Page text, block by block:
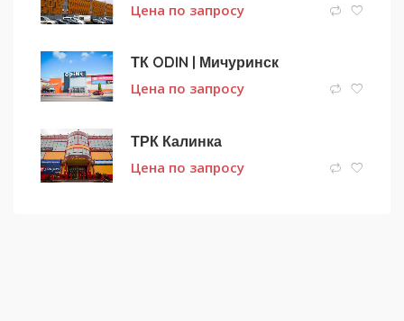
Цена по запросу
ТК ODIN | Мичуринск
Цена по запросу
ТРК Калинка
Цена по запросу